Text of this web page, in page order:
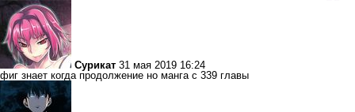
Сурикат 31 мая 2019 16:24
фиг знает когда продолжение но манга с 339 главы